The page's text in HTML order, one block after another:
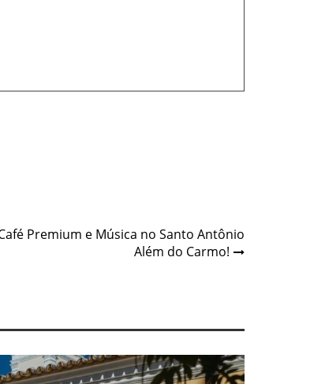
Premium e Música no Santo Antônio
Além do Carmo!